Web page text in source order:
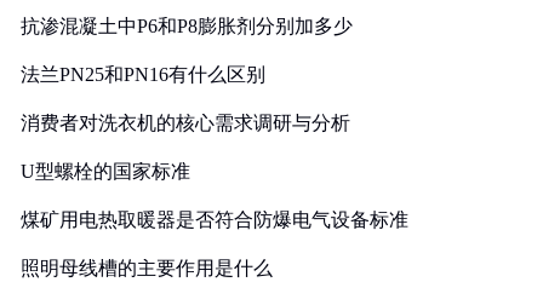
抗渗混凝土中P6和P8膨胀剂分别加多少
法兰PN25和PN16有什么区别
消费者对洗衣机的核心需求调研与分析
U型螺栓的国家标准
煤矿用电热取暖器是否符合防爆电气设备标准
照明母线槽的主要作用是什么